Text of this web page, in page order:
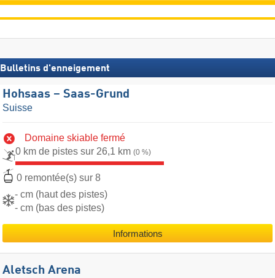
Bulletins d'enneigement
Hohsaas – Saas-Grund
Suisse
Domaine skiable fermé
0 km de pistes sur 26,1 km (0 %)
0 remontée(s) sur 8
- cm (haut des pistes)
- cm (bas des pistes)
Informations
Aletsch Arena